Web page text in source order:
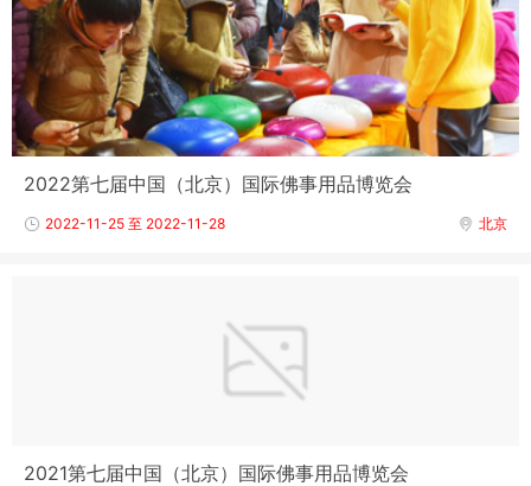
2022第七届中国（北京）国际佛事用品博览会
北京
2022-11-25 至 2022-11-28
2021第七届中国（北京）国际佛事用品博览会